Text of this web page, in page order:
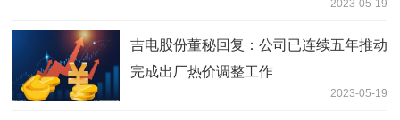
2023-05-19
吉电股份董秘回复：公司已连续五年推动
完成出厂热价调整工作
2023-05-19